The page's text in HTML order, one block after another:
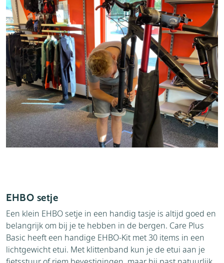
EHBO setje
Een klein EHBO setje in een handig tasje is altijd goed en
belangrijk om bij je te hebben in de bergen. Care Plus
Basic heeft een handige EHBO-Kit met 30 items in een
lichtgewicht etui. Met klittenband kun je de etui aan je